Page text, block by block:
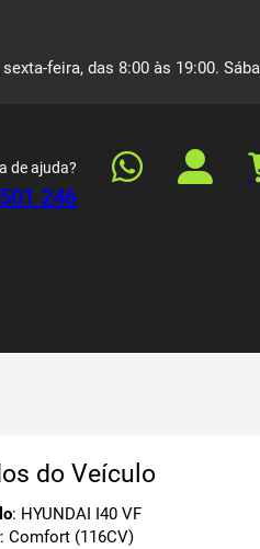
feira, das 8:00 às 19:00.
de ajuda?
246
do Veículo
: HYUNDAI I40 VF
: Comfort (116CV)